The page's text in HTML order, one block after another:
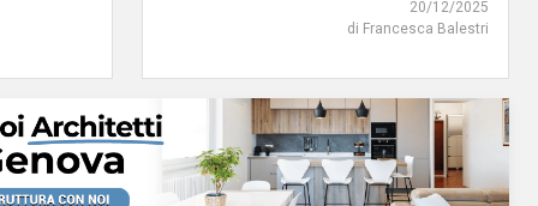
20/12/2025
di Francesca Balestri